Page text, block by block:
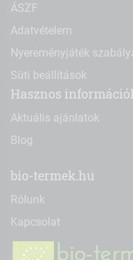
ÁSZF
Adatvételem
Nyereményjáték
Süti beállítások
Hasznos
Aktuális ajánlatok
Blog
bio-termek.hu
Rólunk
Kapcsolat